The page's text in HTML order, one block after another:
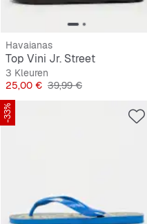
Havaianas
Top Vini Jr. Street
3 Kleuren
Prijs
25,00 € Originele Prijs
39,99 €
-33%